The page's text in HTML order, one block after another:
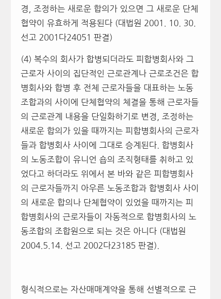
경, 조정하는 새로운 합의가 있으면 그 새로운 단체
협약이 유효하게 적용된다 (대법원 2001. 10. 30.
선고 2001다24051 판결)
(4) 복수의 회사가 합병되더라도 피합병회사와 그
근로자 사이의 집단적인 근로관계나 근로조건은 합
병회사와 합병 후 전체 근로자들을 대표하는 노동
조합과의 사이에 단체협약의 체결을 통해 근로자들
의 근로관계 내용을 단일화하기로 변경, 조정하는
새로운 합의가 있을 때까지는 피합병회사의 근로자
들과 합병회사 사이에 그대로 승계된다. 합병회사
의 노동조합이 유니언 숍의 조직형태를 취하고 있
었다고 하더라도 위에서 본 바와 같은 피합병회사
의 근로자들까지 아우른 노동조합과 합병회사 사이
의 새로운 합의나 단체협약이 있었을 때까지는 피
합병회사의 근로자들이 자동적으로 합병회사의 노
동조합의 조합원으로 되는 것은 아니다 (대법원
2004.5.14. 선고 2002다23185 판결).
형식적으로는 자산매매계약을 통해 선별적으로 근